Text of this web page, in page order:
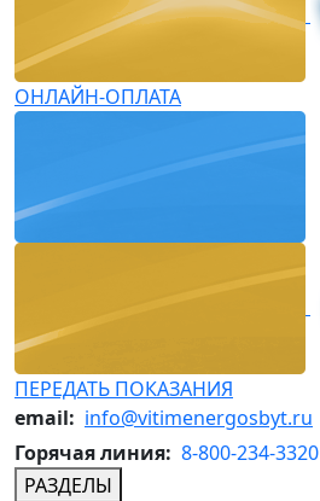
ОНЛАЙН-ОПЛАТА
ПЕРЕДАТЬ ПОКАЗАНИЯ
email: info@vitimenergosbyt.ru
Горячая линия: 8-800-234-3320
РАЗДЕЛЫ